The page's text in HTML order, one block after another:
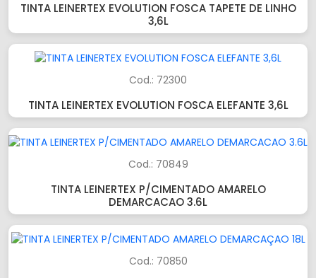
TINTA LEINERTEX EVOLUTION FOSCA TAPETE DE LINHO
3,6L
Cod.: 72300
TINTA LEINERTEX EVOLUTION FOSCA ELEFANTE 3,6L
Cod.: 70849
TINTA LEINERTEX P/CIMENTADO AMARELO
DEMARCACAO 3.6L
Cod.: 70850